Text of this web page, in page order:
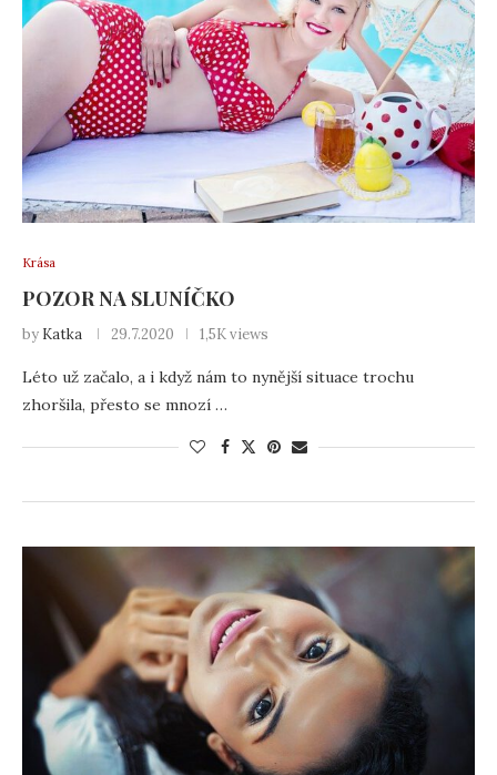
Krása
POZOR NA SLUNÍČKO
by Katka 29.7.2020 1,5K views
Léto už začalo, a i když nám to nynější situace trochu
zhoršila, přesto se mnozí …